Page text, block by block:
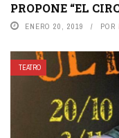
PROPONE “EL
ENERO 20, 2019 POR
TEATRO